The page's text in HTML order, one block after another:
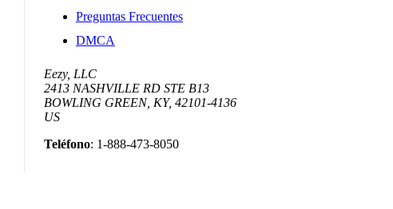
Preguntas Frecuentes
DMCA
Eezy, LLC
2413 NASHVILLE RD STE B13
BOWLING GREEN, KY, 42101-4136
US
Teléfono: 1-888-473-8050